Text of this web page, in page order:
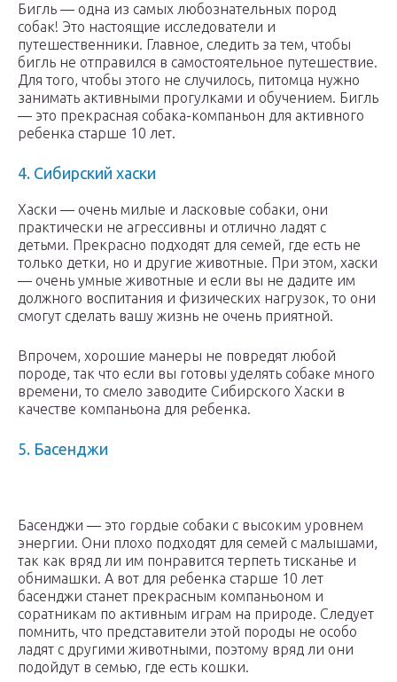
Бигль — одна из самых любознательных пород
собак! Это настоящие исследователи и
путешественники. Главное, следить за тем, чтобы
бигль не отправился в самостоятельное путешествие.
Для того, чтобы этого не случилось, питомца нужно
занимать активными прогулками и обучением. Бигль
— это прекрасная собака-компаньон для активного
ребенка старше 10 лет.
4. Сибирский хаски
Хаски — очень милые и ласковые собаки, они
практически не агрессивны и отлично ладят с
детьми. Прекрасно подходят для семей, где есть не
только детки, но и другие животные. При этом, хаски
— очень умные животные и если вы не дадите им
должного воспитания и физических нагрузок, то они
смогут сделать вашу жизнь не очень приятной.
Впрочем, хорошие манеры не повредят любой
породе, так что если вы готовы уделять собаке много
времени, то смело заводите Сибирского Хаски в
качестве компаньона для ребенка.
5. Басенджи
Басенджи — это гордые собаки с высоким уровнем
энергии. Они плохо подходят для семей с малышами,
так как вряд ли им понравится терпеть тисканье и
обнимашки. А вот для ребенка старше 10 лет
басенджи станет прекрасным компаньоном и
соратникам по активным играм на природе. Следует
помнить, что представители этой породы не особо
ладят с другими животными, поэтому вряд ли они
подойдут в семью, где есть кошки.